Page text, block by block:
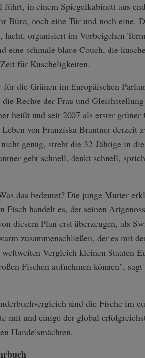
führt, in einem Spiegelkabinett aus
Büro, noch eine Tür und noch eine.
organisiert im Vorbeigehen
eine schmale blaue Couch, die
für Kuscheligkeiten.
die Grünen im Europäischen
Rechte der Frau und
heißt und seit 2007 als erster
von Franziska Brantner derzeit
genug, strebt die 32-Jährige in
geht schnell, denkt schnell,
das bedeutet? Die junge Mutter
handelt es, der seinen
diesem Plan erst überzeugen, als
zusammenschließen, der es mit
Vergleich kleinen Staaten
Fischen aufnehmen können",
sind die Fische im
mit und einige der global
Handelsmächten.